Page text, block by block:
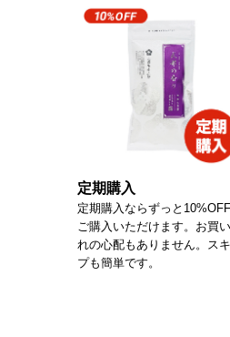
定期購入
定期購入ならずっと
ご購入いただけます。お買
れの心配もありません。ス
プも簡単です。